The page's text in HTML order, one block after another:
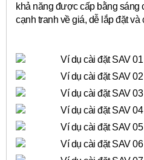
khả năng được cấp bằng sáng
cạnh tranh về giá, dễ lắp đặt và